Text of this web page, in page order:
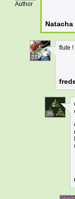
Author
27
flute
39